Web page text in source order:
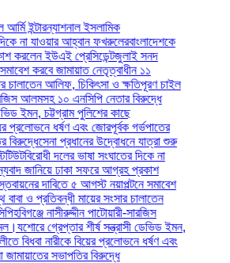
ইসলামিক
যাওয়ার আহ্বান ফখরুলেরবাংলাদেশকে
ইউএই প্রেসিডেন্টজুলাই সনদ
করবে জামায়াত নেতৃত্বাধীন ১১
আলিফ, চিকিৎসা ও ক্ষতিপূরণ চাইল
আলমসহ ১০ এনসিপি নেতার বিরুদ্ধে
চট্টগ্রাম পুলিশের কাছে
ধর্ষণ এবং জোরপূর্বক গর্ভপাতের
সেনা প্রধানের উদ্বোধনে যাত্রা শুরু
বিরোধী দলের ভাষা সংঘাতের দিকে না
জানিয়ে ঢাকা সফরে আগ্রহ প্রকাশ
দাবিতে ৫ আগস্ট নয়াপল্টনে সমাবেশ
প্রতিবন্ধী মায়ের সংসার চালাতেন
নাসীরুদ্দীন পাটোয়ারী-সারজিস
গ্রেপ্তার শীর্ষ সন্ত্রাসী ডেভিড ইমন,
নারীকে বিয়ের প্রলোভনে ধর্ষণ এবং
সভাপতির বিরুদ্ধে